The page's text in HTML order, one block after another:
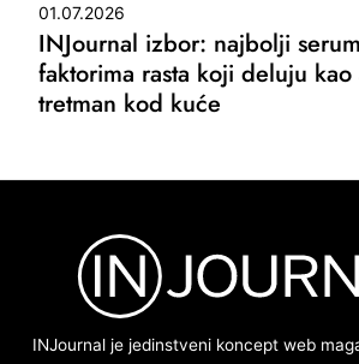
01.07.2026
INJournal izbor: najbolji
faktorima rasta koji deluju kao
tretman kod kuće
INJournal je jedinstveni koncept web